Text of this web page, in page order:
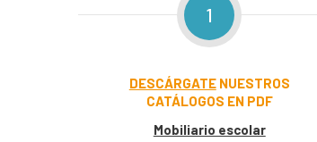
1
DESCÁRGATENUESTROS
CATÁLOGOS EN PDF
Mobiliario escolar